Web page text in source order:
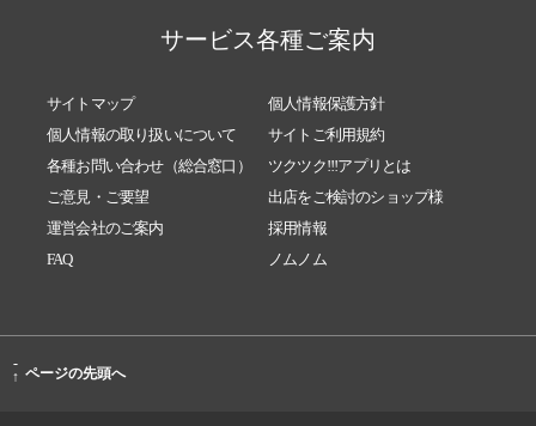
サービス各種ご案内
サイトマップ
個人情報保護方針
個人情報の取り扱いについて
サイトご利用規約
各種お問い合わせ（総合窓口）
ツクツク!!!アプリとは
ご意見・ご要望
出店をご検討のショップ様
運営会社のご案内
採用情報
FAQ
ノムノム
-
↑ ページの先頭へ